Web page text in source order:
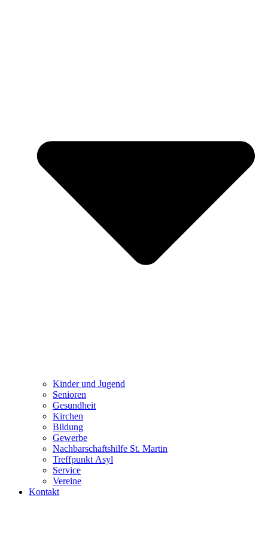
Kinder und Jugend
Senioren
Gesundheit
Kirchen
Bildung
Gewerbe
Nachbarschaftshilfe St. Martin
Treffpunkt Asyl
Service
Vereine
Kontakt